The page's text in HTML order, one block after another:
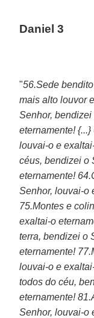
Daniel 3
"56.Sede
mais alto louvor
Senhor,
eternamente!
louvai-o e
céus, bendizei o
eternamente!
Senhor, louvai-o
75.Montes e
exaltai-o
terra, bendizei o
eternamente!
louvai-o e
todos do céu,
eternamente!
Senhor, louvai-o